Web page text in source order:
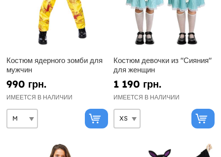
Костюм ядерного зомби для
мужчин
990 грн.
ИМЕЕТСЯ В НАЛИЧИИ
Костюм девочки из "Сияния"
для женщин
1 190 грн.
ИМЕЕТСЯ В НАЛИЧИИ